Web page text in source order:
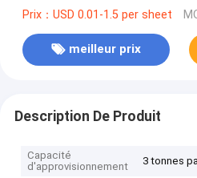
160 LPI de lentille optique
Prix：USD 0.01-1.5 per sheet
meilleur prix
Description De Produit
Capacité
d'approvisionnement
3 tonnes